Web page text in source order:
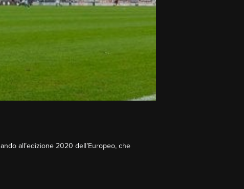
all’edizione 2020 dell’Europeo, che